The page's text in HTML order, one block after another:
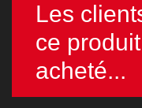
Les
ce
acheté...